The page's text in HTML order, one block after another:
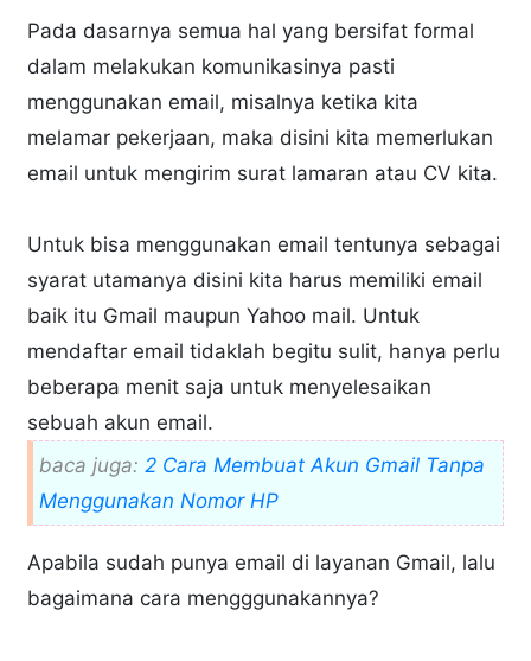
Pada dasarnya semua hal yang bersifat formal
dalam melakukan komunikasinya pasti
menggunakan email, misalnya ketika kita
melamar pekerjaan, maka disini kita memerlukan
email untuk mengirim surat lamaran atau CV kita.
Untuk bisa menggunakan email tentunya sebagai
syarat utamanya disini kita harus memiliki email
baik itu Gmail maupun Yahoo mail. Untuk
mendaftar email tidaklah begitu sulit, hanya perlu
beberapa menit saja untuk menyelesaikan
sebuah akun email.
baca juga: 2 Cara Membuat Akun Gmail Tanpa
Menggunakan Nomor HP
Apabila sudah punya email di layanan Gmail, lalu
bagaimana cara mengggunakannya?